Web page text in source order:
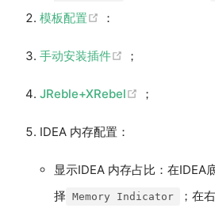
模板配置
(opens new window)
：
手动安装插件 (opens new
；
JReble+XRebel (opens new
；
IDEA 内存配置：
显示IDEA 内存占比：在IDEA
择 Memory Indicator
；在